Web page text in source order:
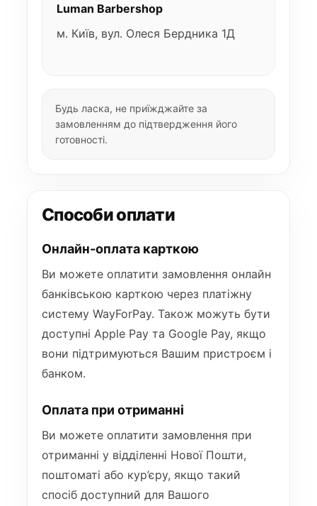
Luman Barbershop
м. Київ, вул. Олеся Бердника 1Д
Будь ласка, не приїжджайте за
замовленням до підтвердження його
готовності.
Способи оплати
Онлайн-оплата карткою
Ви можете оплатити замовлення онлайн
банківською карткою через платіжну
систему WayForPay. Також можуть бути
доступні Apple Pay та Google Pay, якщо
вони підтримуються Вашим пристроєм і
банком.
Оплата при отриманні
Ви можете оплатити замовлення при
отриманні у відділенні Нової Пошти,
поштоматі або кур’єру, якщо такий
спосіб доступний для Вашого